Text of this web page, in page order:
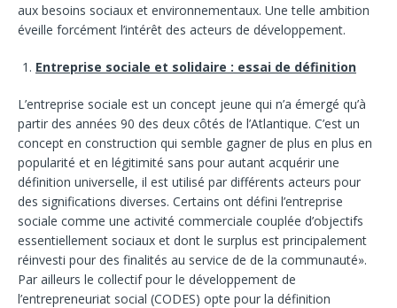
aux besoins sociaux et environnementaux. Une telle ambition
éveille forcément l’intérêt des acteurs de développement.
Entreprise sociale et solidaire : essai de définition
L’entreprise sociale est un concept jeune qui n’a émergé qu’à
partir des années 90 des deux côtés de l’Atlantique. C’est un
concept en construction qui semble gagner de plus en plus en
popularité et en légitimité sans pour autant acquérir une
définition universelle, il est utilisé par différents acteurs pour
des significations diverses. Certains ont défini l’entreprise
sociale comme une activité commerciale couplée d’objectifs
essentiellement sociaux et dont le surplus est principalement
réinvesti pour des finalités au service de de la communauté».
Par ailleurs le collectif pour le développement de
l’entrepreneuriat social (CODES) opte pour la définition